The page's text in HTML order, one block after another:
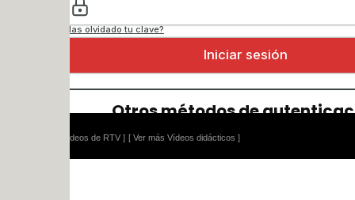
[ Ver más Vídeos didácticos ]